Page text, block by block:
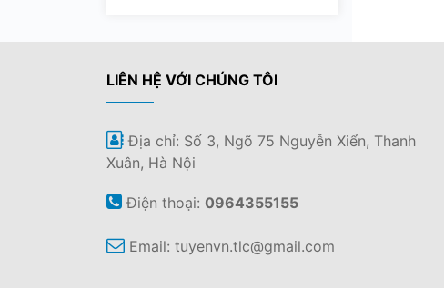
LIÊN HỆ VỚI CHÚNG TÔI
Địa chỉ: Số 3, Ngõ 75 Nguyễn Xiển, Thanh
Xuân, Hà Nội
Điện thoại: 0964355155
Email: tuyenvn.tlc@gmail.com